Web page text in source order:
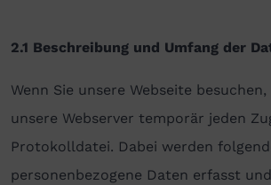
2.1 Beschreibung und Umfang der
Wenn Sie unsere Webseite
unsere Webserver temporär jeden
Protokolldatei. Dabei werden
personenbezogene Daten erfasst